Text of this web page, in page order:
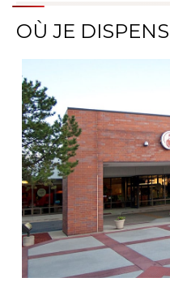
OÙ JE